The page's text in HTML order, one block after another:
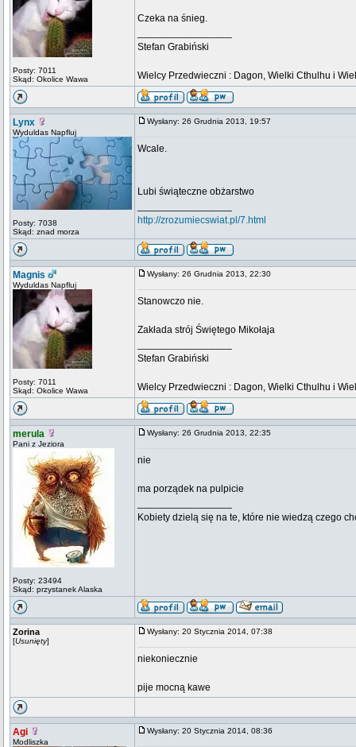
Posty: 7011
Skąd: Okolice Wawa
Czeka na śnieg.
Stefan Grabiński
Wielcy Przedwieczni : Dagon, Wielki Cthulhu i
Lynx
Wyduldas Napfluj
Posty: 7038
Skąd: znad morza
Wysłany: 26 Grudnia 2013, 19:57
Wcale.
Lubi świąteczne obżarstwo
http://zrozumiecswiat.pl/7.html
Magnis
Wyduldas Napfluj
Posty: 7011
Skąd: Okolice Wawa
Wysłany: 26 Grudnia 2013, 22:30
Stanowczo nie.
Zakłada strój Świętego Mikołaja
Stefan Grabiński
Wielcy Przedwieczni : Dagon, Wielki Cthulhu i
merula
Pani z Jeziora
Posty: 23494
Skąd: przystanek Alaska
Wysłany: 26 Grudnia 2013, 22:35
nie
ma porządek na pulpicie
Kobiety dzielą się na te, które nie wiedzą czego
Zorina
[Usunięty]
Wysłany: 20 Stycznia 2014, 07:38
niekoniecznie
pije mocną kawe
Agi
Modliszka
Wysłany: 20 Stycznia 2014, 08:36